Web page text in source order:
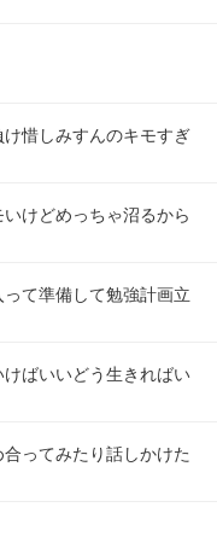
惜しみすんのキモすぎ
けどめっちゃ沼るから
て準備して勉強計画立
ばいいどう生きればい
ってみたり話しかけた